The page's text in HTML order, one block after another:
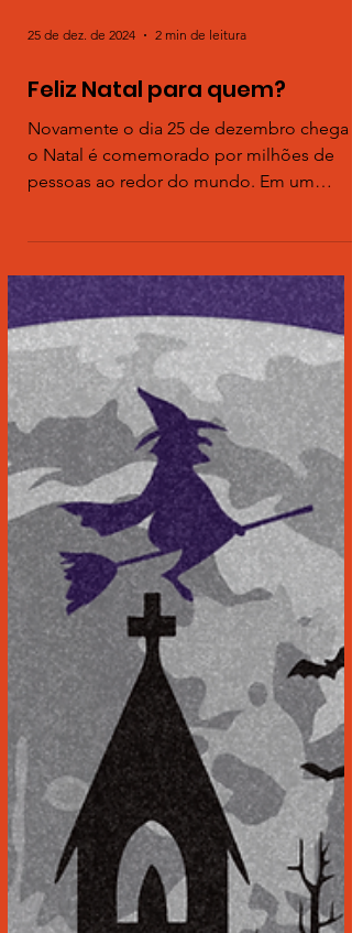
25 de dez. de 2024 2 min de leitura
Novamente o dia 25 de dezembro chega e
pessoas ao redor do mundo. Em um
feriado tomado pelo espírito...